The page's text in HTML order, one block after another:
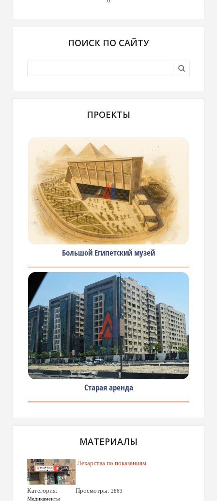
ПОИСК ПО САЙТУ
ПРОЕКТЫ
Большой Египетский музей
Старая аренда
МАТЕРИАЛЫ
Лекарства по показаниям
Категория:
Медикаменты
Просмотры: 2863